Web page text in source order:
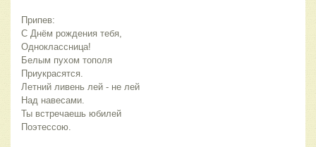
Припев:
С Днём рождения тебя,
Одноклассница!
Белым пухом тополя
Приукрасятся.
Летний ливень лей - не лей
Над навесами.
Ты встречаешь юбилей
Поэтессою.